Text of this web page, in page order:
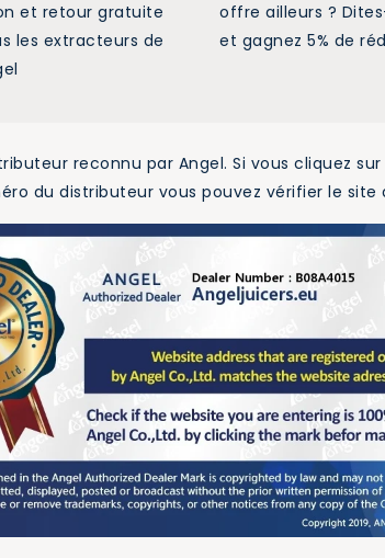
et retour gratuite
les extracteurs de
offre ailleurs ?
et gagnez 5% de
reconnu par Angel. Si vous cliquez
du distributeur vous pouvez vérifier le